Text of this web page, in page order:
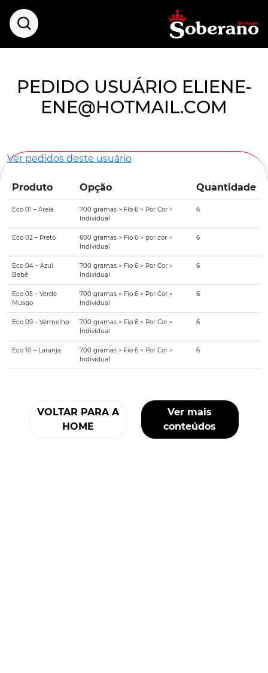
PEDIDO USUÁRIO ELIENE-
ENE@HOTMAIL.COM
Ver pedidos deste usuário
Produto Opção Quantidade
Eco 01 – Areia
700 gramas > Fio 6 > Por Cor >
Individual
6
Eco 02 – Preto
600 gramas > Fio 6 > por cor >
Individual
6
Eco 04 – Azul
Bebê
700 gramas > Fio 6 > Por Cor >
Individual
6
Eco 05 – Verde
Musgo
700 gramas > Fio 6 > Por Cor >
Individual
6
Eco 09 – Vermelho
700 gramas > Fio 6 > Por Cor >
Individual
6
Eco 10 – Laranja
700 gramas > Fio 6 > Por Cor >
Individual
6
VOLTAR PARA A
HOME
Ver mais
conteúdos